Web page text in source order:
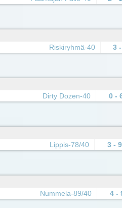
Riskiryhmä-40 3
Dirty Dozen-40 0 -
Lippis-78/40 3 - 9
Nummela-89/40 4 -